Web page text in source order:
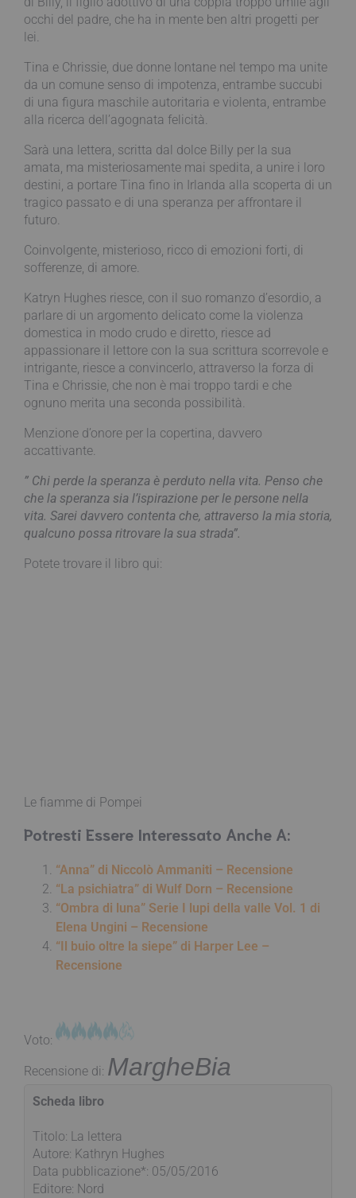
occhi del padre, che ha in mente ben altri progetti per
lei.
Tina e Chrissie, due donne lontane nel tempo ma unite
da un comune senso di impotenza, entrambe succubi
di una figura maschile autoritaria e violenta, entrambe
alla ricerca dell’agognata felicità.
Sarà una lettera, scritta dal dolce Billy per la sua
amata, ma misteriosamente mai spedita, a unire i loro
destini, a portare Tina fino in Irlanda alla scoperta di un
tragico passato e di una speranza per affrontare il
futuro.
Coinvolgente, misterioso, ricco di emozioni forti, di
sofferenze, di amore.
Katryn Hughes riesce, con il suo romanzo d’esordio, a
parlare di un argomento delicato come la violenza
domestica in modo crudo e diretto, riesce ad
appassionare il lettore con la sua scrittura scorrevole e
intrigante, riesce a convincerlo, attraverso la forza di
Tina e Chrissie, che non è mai troppo tardi e che
ognuno merita una seconda possibilità.
Menzione d’onore per la copertina, davvero
accattivante.
” Chi perde la speranza è perduto nella vita. Penso che
che la speranza sia l’ispirazione per le persone nella
vita. Sarei davvero contenta che, attraverso la mia storia,
qualcuno possa ritrovare la sua strada”.
Potete trovare il libro qui:
Le fiamme di Pompei
Potresti Essere Interessato Anche A:
“Anna” di Niccolò Ammaniti – Recensione
“La psichiatra” di Wulf Dorn – Recensione
“Ombra di luna” Serie I lupi della valle Vol. 1 di
Elena Ungini – Recensione
“Il buio oltre la siepe” di Harper Lee –
Recensione
Voto:
Recensione di: MargheBia
Scheda libro
Titolo: La lettera
Autore: Kathryn Hughes
Data pubblicazione*: 05/05/2016
Editore: Nord